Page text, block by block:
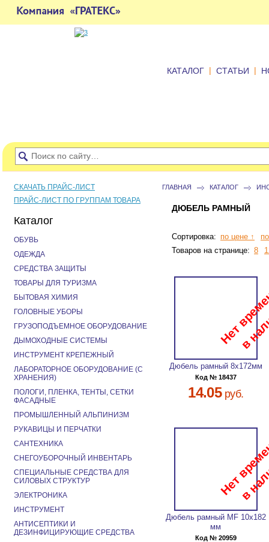
КАТАЛОГ | СТАТЬИ |
ГЛАВНАЯ КАТАЛОГ
ДЮБЕЛЬ РАМНЫЙ
Сортировка: по цене ↑
Товаров на странице: 8
Дюбель рамный 8х172мм
Код № 18437
14.05руб.
Дюбель рамный MF 10х182
мм
Код № 20959
СКАЧАТЬ ПРАЙС-ЛИСТ
ПРАЙС-ЛИСТ ПО ГРУППАМ ТОВАРА
Каталог
ОБУВЬ
ОДЕЖДА
СРЕДСТВА ЗАЩИТЫ
ТОВАРЫ ДЛЯ ТУРИЗМА
БЫТОВАЯ ХИМИЯ
ГОЛОВНЫЕ УБОРЫ
ГРУЗОПОДЪЕМНОЕ ОБОРУДОВАНИЕ
ДЫМОХОДНЫЕ СИСТЕМЫ
ИНСТРУМЕНТ КРЕПЕЖНЫЙ
ЛАБОРАТОРНОЕ ОБОРУДОВАНИЕ (С
ХРАНЕНИЯ)
ПОЛОГИ, ПЛЕНКА, ТЕНТЫ, СЕТКИ
ФАСАДНЫЕ
ПРОМЫШЛЕННЫЙ АЛЬПИНИЗМ
РУКАВИЦЫ И ПЕРЧАТКИ
САНТЕХНИКА
СНЕГОУБОРОЧНЫЙ ИНВЕНТАРЬ
СПЕЦИАЛЬНЫЕ СРЕДСТВА ДЛЯ
СИЛОВЫХ СТРУКТУР
ЭЛЕКТРОНИКА
ИНСТРУМЕНТ
АНТИСЕПТИКИ И
ДЕЗИНФИЦИРУЮЩИЕ СРЕДСТВА